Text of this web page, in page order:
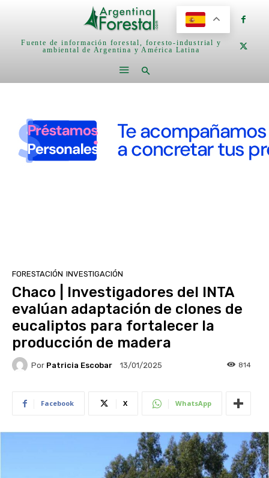
Fuente de información forestal, foresto-industrial y
ambiental de Argentina y América Latina
FORESTACIÓN INVESTIGACIÓN
Chaco | Investigadores del INTA
evalúan adaptación de clones de
eucaliptos para fortalecer la
producción de madera
Por Patricia Escobar 13/01/2025 814
Facebook X WhatsApp